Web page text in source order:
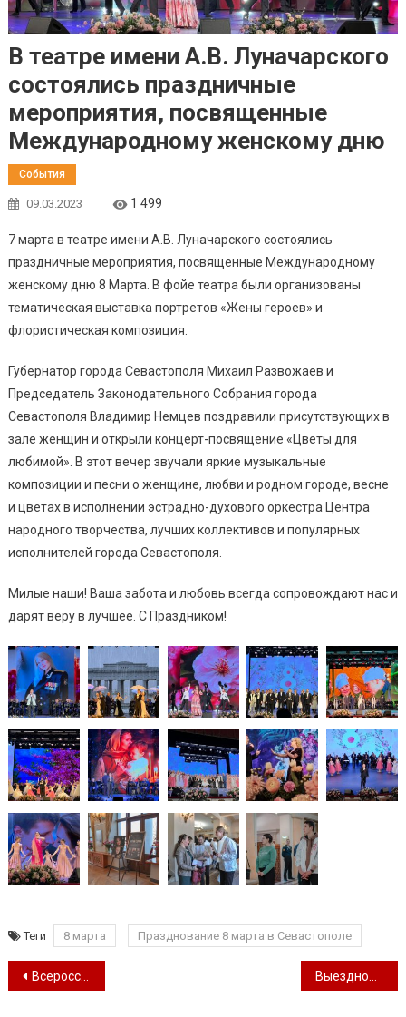
В театре имени А.В. Луначарского
состоялись праздничные
мероприятия, посвященные
Международному женскому дню
События
09.03.2023 1 499
7 марта в театре имени А.В. Луначарского состоялись
праздничные мероприятия, посвященные Международному
женскому дню 8 Марта. В фойе театра были организованы
тематическая выставка портретов «Жены героев» и
флористическая композиция.
Губернатор города Севастополя Михаил Развожаев и
Председатель Законодательного Собрания города
Севастополя Владимир Немцев поздравили присутствующих в
зале женщин и открыли концерт-посвящение «Цветы для
любимой». В этот вечер звучали яркие музыкальные
композиции и песни о женщине, любви и родном городе, весне
и цветах в исполнении эстрадно-духового оркестра Центра
народного творчества, лучших коллективов и популярных
исполнителей города Севастополя.
Милые наши! Ваша забота и любовь всегда сопровождают нас и
дарят веру в лучшее. С Праздником!
Теги 8 марта Празднование 8 марта в Севастополе
Навигация по записям
Всероссийская выставка-ярмарка мастеров «Чудики» Выездной методический день в ДК “Севастопольский”